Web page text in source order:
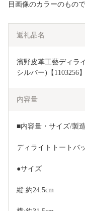
目画像のカラーのもので
返礼品名
濱野皮革工藝ディラ
シルバー)【1103256】
内容量
■内容量・サイズ/製
ディライトトートバ
●サイズ
縦:約24.5cm